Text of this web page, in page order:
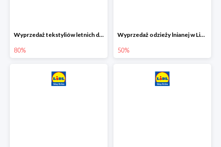
Wyprzedaż tekstyliów letnich dla dzieci w Lidlu Online do -80%
80%
Wyprzedaż odzieży lnianej w Lidlu Online do -50%
50%